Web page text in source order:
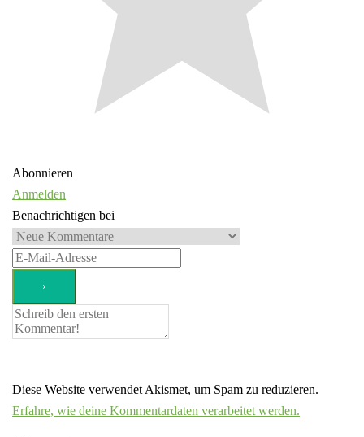
Abonnieren
Anmelden
Benachrichtigen bei
Diese Website verwendet Akismet, um Spam zu reduzieren.
Erfahre, wie deine Kommentardaten verarbeitet werden.